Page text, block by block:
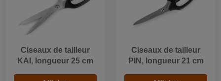
Ciseaux de tailleur
KAI, longueur 25 cm
Ciseaux de tailleur
PIN, longueur 21 cm